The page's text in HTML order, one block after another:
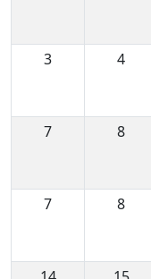
3
4
7
8
7
8